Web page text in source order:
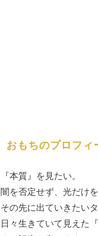
おもちのプロフィ
『本質』を見たい。
闇を否定せず、光だけを
その先に出ていきたいタ
日々生きていて見えた